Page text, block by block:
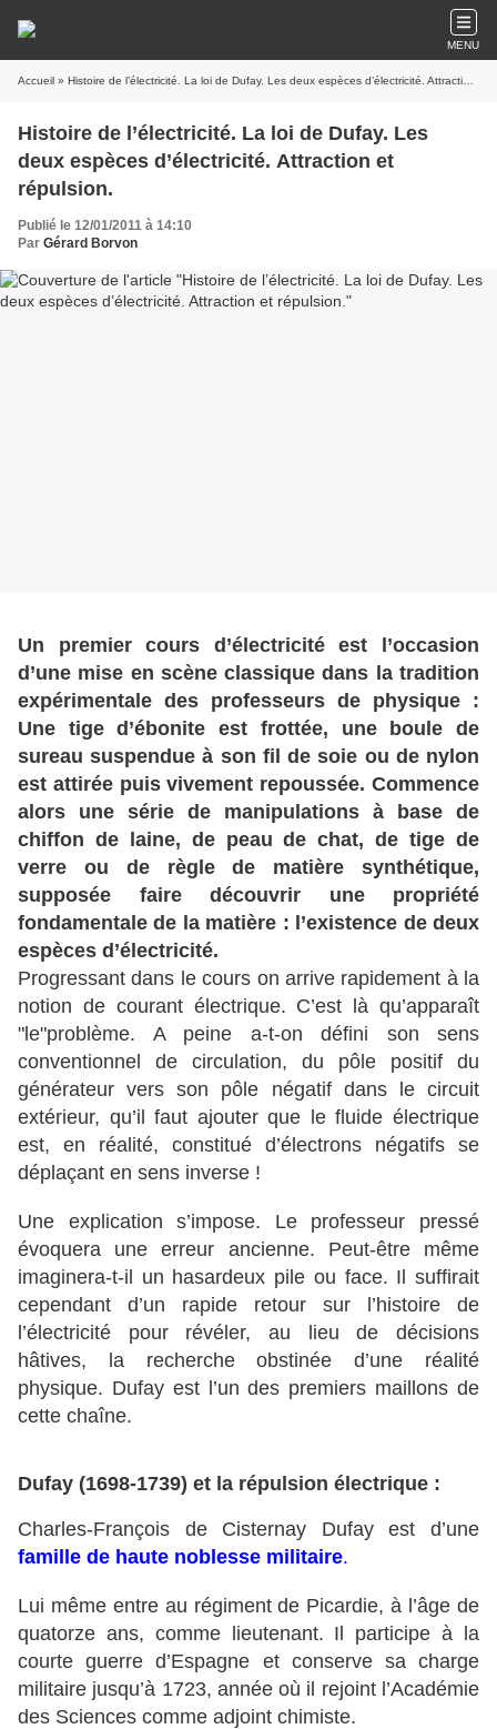
MENU
Accueil » Histoire de l’électricité. La loi de Dufay. Les deux espèces d’électricité. Attraction et répulsion.
Histoire de l’électricité. La loi de Dufay. Les
deux espèces d’électricité. Attraction et
répulsion.
Publié le 12/01/2011 à 14:10
Par Gérard Borvon
Un premier cours d’électricité est l’occasion
d’une mise en scène classique dans la tradition
expérimentale des professeurs de physique :
Une tige d’ébonite est frottée, une boule de
sureau suspendue à son fil de soie ou de nylon
est attirée puis vivement repoussée. Commence
alors une série de manipulations à base de
chiffon de laine, de peau de chat, de tige de
verre ou de règle de matière synthétique,
supposée faire découvrir une propriété
fondamentale de la matière : l’existence de deux
espèces d’électricité.
Progressant dans le cours on arrive rapidement à la
notion de courant électrique. C’est là qu’apparaît
"le"problème. A peine a-t-on défini son sens
conventionnel de circulation, du pôle positif du
générateur vers son pôle négatif dans le circuit
extérieur, qu’il faut ajouter que le fluide électrique
est, en réalité, constitué d’électrons négatifs se
déplaçant en sens inverse !
Une explication s’impose. Le professeur pressé
évoquera une erreur ancienne. Peut-être même
imaginera-t-il un hasardeux pile ou face. Il suffirait
cependant d’un rapide retour sur l’histoire de
l’électricité pour révéler, au lieu de décisions
hâtives, la recherche obstinée d’une réalité
physique. Dufay est l’un des premiers maillons de
cette chaîne.
Dufay (1698-1739) et la répulsion électrique :
Charles-François de Cisternay Dufay est d’une
famille de haute noblesse militaire.
Lui même entre au régiment de Picardie, à l’âge de
quatorze ans, comme lieutenant. Il participe à la
courte guerre d’Espagne et conserve sa charge
militaire jusqu’à 1723, année où il rejoint l’Académie
des Sciences comme adjoint chimiste.